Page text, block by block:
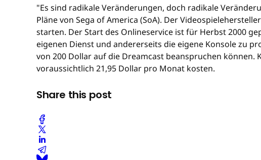
"Es sind radikale Veränderungen, doch radikale
Pläne von Sega of America (SoA). Der
starten. Der Start des Onlineservice ist für Herbst 2000
eigenen Dienst und andererseits die eigene Konsole zu
von 200 Dollar auf die Dreamcast beanspruchen
voraussichtlich 21,95 Dollar pro Monat kosten.
Share this post